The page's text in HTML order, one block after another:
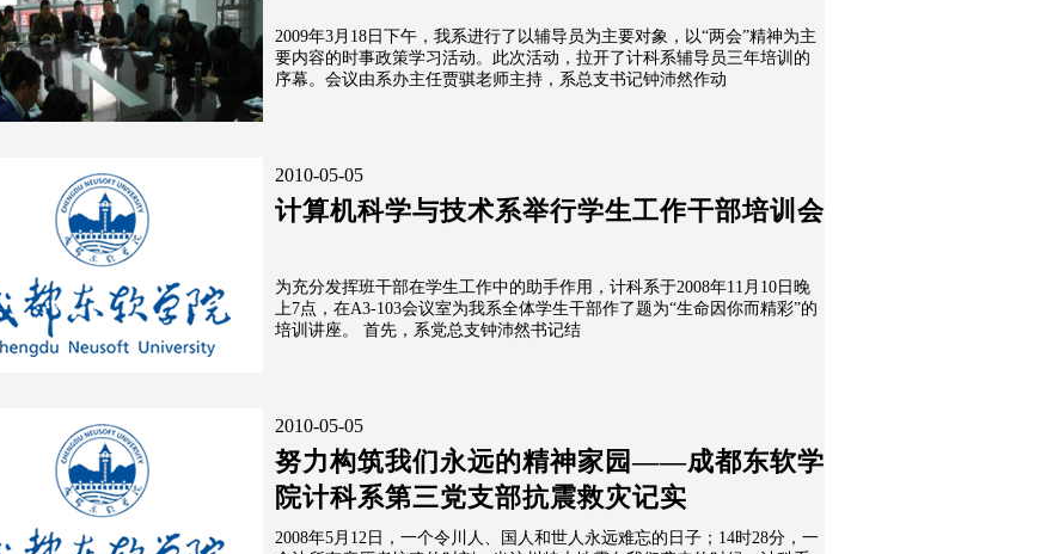
2009年3月18日下午，我系进行了以辅导员为主要对象，以“两会”精神为主
要内容的时事政策学习活动。此次活动，拉开了计科系辅导员三年培训的
序幕。会议由系办主任贾骐老师主持，系总支书记钟沛然作动
2010-05-05
计算机科学与技术系举行学生工作干部培训会
为充分发挥班干部在学生工作中的助手作用，计科系于2008年11月10日晚
上7点，在A3-103会议室为我系全体学生干部作了题为“生命因你而精彩”的
培训讲座。 首先，系党总支钟沛然书记结
2010-05-05
努力构筑我们永远的精神家园——成都东软学
院计科系第三党支部抗震救灾记实
2008年5月12日，一个令川人、国人和世人永远难忘的日子；14时28分，一